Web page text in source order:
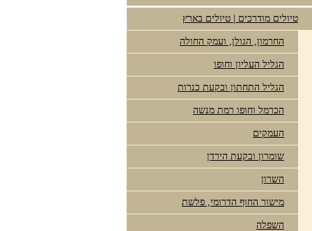
טיולים מודרכים | טיולים בארץ
החרמון, הגולן, ועמק החולה
הגליל העליון וחופו
הגליל התחתון ובקעת כנרות
הכרמל וחופו רמת מנשה
העמקים
שומרון ובקעת הירדן
השרון
מישור החוף הדרומי, פלשת
השפלה